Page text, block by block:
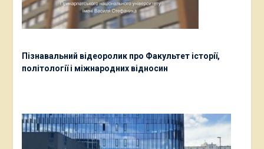
Пізнавальний відеоролик про Факультет історії,
політології і міжнародних відносин